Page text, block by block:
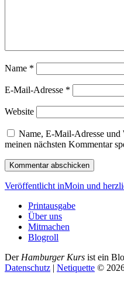
Name *
E-Mail-Adresse *
Website
Name, E-Mail-Adresse und
meinen nächsten Kommentar
Beitragsnavigation
Veröffentlicht inMoin und
Printausgabe
Über uns
Mitmachen
Blogroll
Der Hamburger Kurs ist ein
Datenschutz | Netiquette ©